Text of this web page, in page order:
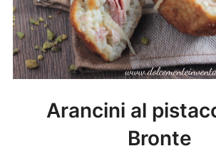
Arancini al
Bronte